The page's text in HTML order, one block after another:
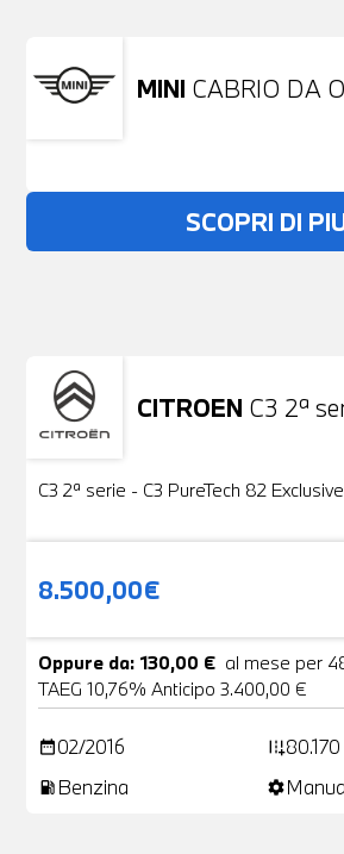
MINI CABRIO DA
SCOPRI DI
Non stai trovando ciò
CITROEN C3 2ª
Usato
C3 2ª serie - C3 PureTech 82 Exclusive
8.500,00€
Oppure da: 130,00 € al mese per
TAEG 10,76% Anticipo 3.400,00 €
date_range02/2016 add_road
local_gas_station Benzina settings